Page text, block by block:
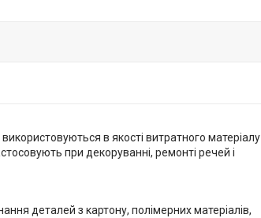
в якості витратного матеріалу
при декоруванні, ремонті речей і
деталей з картону, полімерних матеріалів,